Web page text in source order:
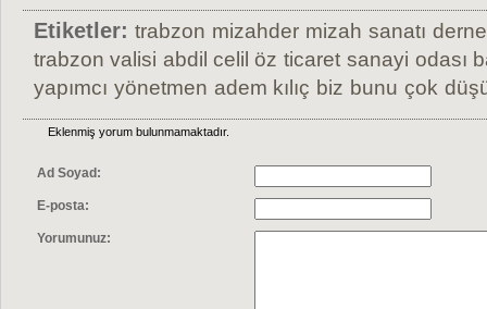
Etiketler: trabzon mizahder mizah sanatı
trabzon valisi abdil celil öz ticaret sanayi odası
yapımcı yönetmen adem kılıç biz bunu çok
Eklenmiş yorum bulunmamaktadır.
Ad Soyad:
E-posta:
Yorumunuz: